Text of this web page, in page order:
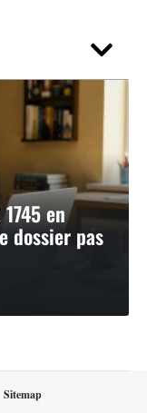
en
dossier pas
Sitemap